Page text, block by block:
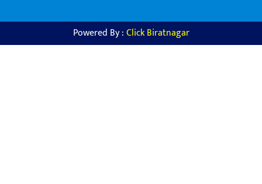
Powered By :Click Biratnagar